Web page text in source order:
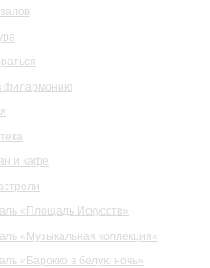
филармонию
и кафе
«Площадь Искусств»
«Музыкальная коллекция»
«Барокко в белую ночь»